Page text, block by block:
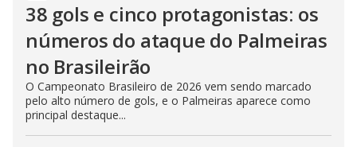
38 gols e cinco protagonistas: os
números do ataque do Palmeiras
no Brasileirão
O Campeonato Brasileiro de 2026 vem sendo marcado
pelo alto número de gols, e o Palmeiras aparece como
principal destaque...